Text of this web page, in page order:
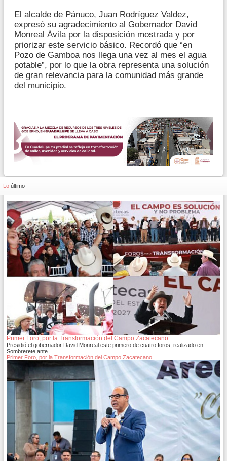
El alcalde de Pánuco, Juan Rodríguez Valdez,
expresó su agradecimiento al Gobernador David
Monreal Ávila por la disposición mostrada y por
priorizar este servicio básico. Recordó que “en
Pozo de Gamboa nos llega una vez al mes el agua
potable”, por lo que la obra representa una solución
de gran relevancia para la comunidad más grande
del municipio.
Lo último
Primer Foro, por la Transformación del Campo Zacatecano
Presidió el gobernador David Monreal este primero de cuatro foros, realizado en
Sombrerete,ante…
Primer Foro, por la Transformación del Campo Zacatecano